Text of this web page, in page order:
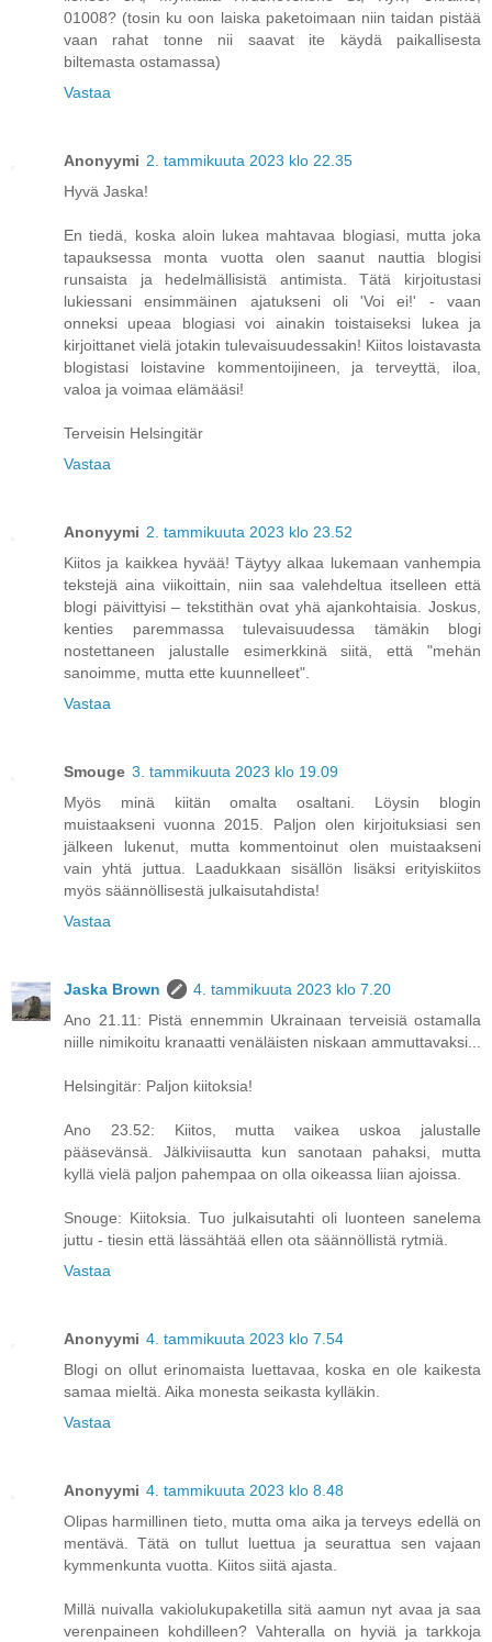
01008? (tosin ku oon laiska paketoimaan niin taidan pistää
vaan rahat tonne nii saavat ite käydä paikallisesta
biltemasta ostamassa)
Vastaa
Anonyymi 2. tammikuuta 2023 klo 22.35
Hyvä Jaska!
En tiedä, koska aloin lukea mahtavaa blogiasi, mutta joka
tapauksessa monta vuotta olen saanut nauttia blogisi
runsaista ja hedelmällisistä antimista. Tätä kirjoitustasi
lukiessani ensimmäinen ajatukseni oli 'Voi ei!' - vaan
onneksi upeaa blogiasi voi ainakin toistaiseksi lukea ja
kirjoittanet vielä jotakin tulevaisuudessakin! Kiitos loistavasta
blogistasi loistavine kommentoijineen, ja terveyttä, iloa,
valoa ja voimaa elämääsi!
Terveisin Helsingitär
Vastaa
Anonyymi 2. tammikuuta 2023 klo 23.52
Kiitos ja kaikkea hyvää! Täytyy alkaa lukemaan vanhempia
tekstejä aina viikoittain, niin saa valehdeltua itselleen että
blogi päivittyisi – tekstithän ovat yhä ajankohtaisia. Joskus,
kenties paremmassa tulevaisuudessa tämäkin blogi
nostettaneen jalustalle esimerkkinä siitä, että "mehän
sanoimme, mutta ette kuunnelleet".
Vastaa
Smouge 3. tammikuuta 2023 klo 19.09
Myös minä kiitän omalta osaltani. Löysin blogin
muistaakseni vuonna 2015. Paljon olen kirjoituksiasi sen
jälkeen lukenut, mutta kommentoinut olen muistaakseni
vain yhtä juttua. Laadukkaan sisällön lisäksi erityiskiitos
myös säännöllisestä julkaisutahdista!
Vastaa
Jaska Brown
4. tammikuuta 2023 klo 7.20
Ano 21.11: Pistä ennemmin Ukrainaan terveisiä ostamalla
niille nimikoitu kranaatti venäläisten niskaan ammuttavaksi...
Helsingitär: Paljon kiitoksia!
Ano 23.52: Kiitos, mutta vaikea uskoa jalustalle
pääsevänsä. Jälkiviisautta kun sanotaan pahaksi, mutta
kyllä vielä paljon pahempaa on olla oikeassa liian ajoissa.
Snouge: Kiitoksia. Tuo julkaisutahti oli luonteen sanelema
juttu - tiesin että lässähtää ellen ota säännöllistä rytmiä.
Vastaa
Anonyymi 4. tammikuuta 2023 klo 7.54
Blogi on ollut erinomaista luettavaa, koska en ole kaikesta
samaa mieltä. Aika monesta seikasta kylläkin.
Vastaa
Anonyymi 4. tammikuuta 2023 klo 8.48
Olipas harmillinen tieto, mutta oma aika ja terveys edellä on
mentävä. Tätä on tullut luettua ja seurattua sen vajaan
kymmenkunta vuotta. Kiitos siitä ajasta.
Millä nuivalla vakiolukupaketilla sitä aamun nyt avaa ja saa
verenpaineen kohdilleen? Vahteralla on hyviä ja tarkkoja